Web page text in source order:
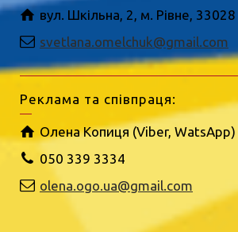
вул. Шкільна, 2, м. Рівне, 33028
svetlana.omelchuk@gmail.com
Реклама та співпраця:
Олена Копиця (Viber, WatsApp)
050 339 3334
olena.ogo.ua@gmail.com